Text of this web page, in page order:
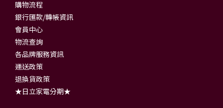
購物流程
銀行匯款/轉帳資訊
會員中心
物流查詢
各品牌服務資訊
運送政策
退換貨政策
★日立家電分期★